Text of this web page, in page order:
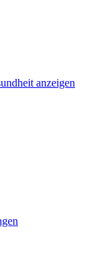
anzeigen